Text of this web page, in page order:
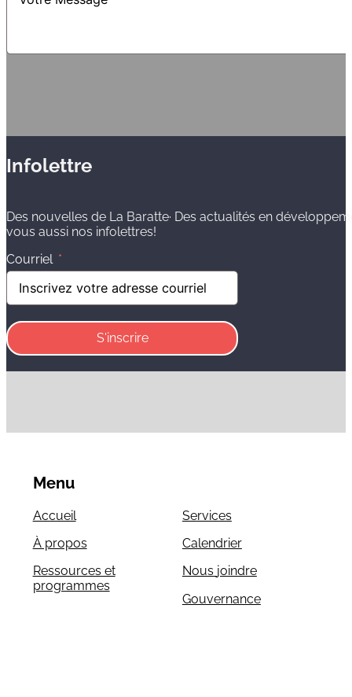
Infolettre
Des nouvelles de La Baratte· Des actualités en
vous aussi nos infolettres!
Courriel
S'inscrire
Menu
Accueil
À propos
Ressources et
programmes
Services
Calendrier
Nous joindre
Gouvernance